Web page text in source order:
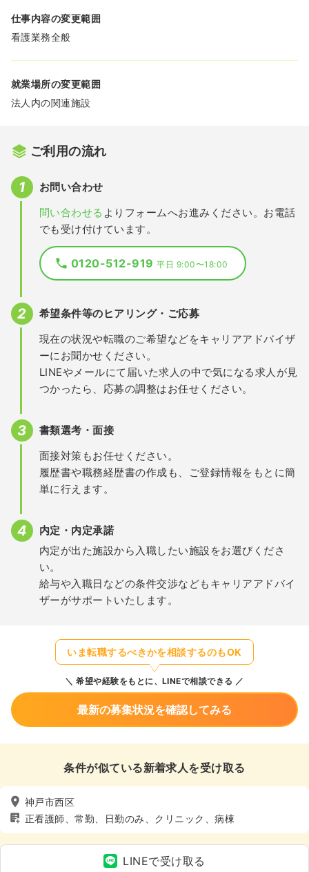
仕事内容の変更範囲
看護業務全般
就業場所の変更範囲
法人内の関連施設
ご利用の流れ
お問い合わせ
問い合わせる よりフォームへお進みください。お電話
でも受け付けています。
0120-512-919平日 9:00〜18:00
希望条件等のヒアリング・ご応募
現在の状況や転職のご希望などをキャリアアドバイザ
ーにお聞かせください。
LINEやメールにて届いた求人の中で気になる求人が見
つかったら、応募の調整はお任せください。
書類選考・面接
面接対策もお任せください。
履歴書や職務経歴書の作成も、ご登録情報をもとに簡
単に行えます。
内定・内定承諾
内定が出た施設から入職したい施設をお選びくださ
い。
給与や入職日などの条件交渉などもキャリアアドバイ
ザーがサポートいたします。
いま転職するべきかを相談するのもOK
希望や経験をもとに、LINEで相談できる
最新の募集状況を確認してみる
条件が似ている新着求人を受け取る
神戸市西区
正看護師、常勤、日勤のみ、クリニック、病棟
LINEで受け取る